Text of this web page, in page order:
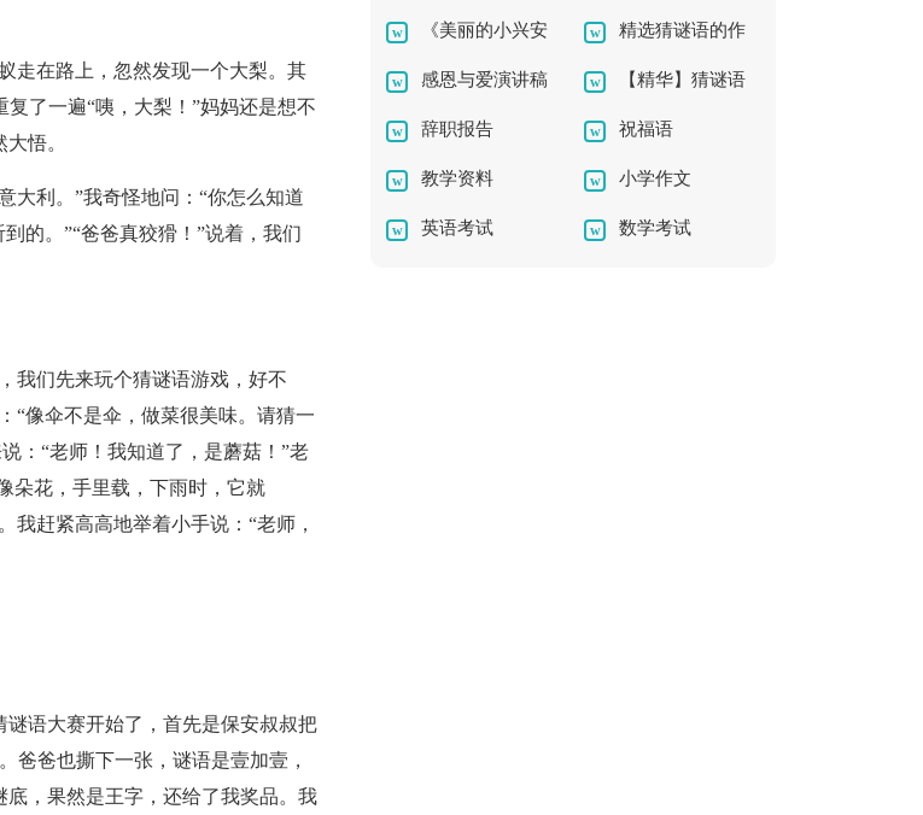
走在路上，忽然发现一个大梨。其
了一遍“咦，大梨！”妈妈还是想不
悟。
大利。”我奇怪地问：“你怎么知道
的。”“爸爸真狡猾！”说着，我们
我们先来玩个猜谜语游戏，好不
“像伞不是伞，做菜很美味。请猜一
：“老师！我知道了，是蘑菇！”老
朵花，手里载，下雨时，它就
我赶紧高高地举着小手说：“老师，
语大赛开始了，首先是保安叔叔把
爸爸也撕下一张，谜语是壹加壹，
，果然是王字，还给了我奖品。我
的作文300字集锦5篇 电合同
《美丽的小兴安
岭》教学反思
精选猜谜语的作
文汇总五篇
感恩与爱演讲稿
集锦八篇
【精华】猜谜语
的作文300字合集九篇
辞职报告 祝福语
教学资料 小学作文
英语考试 数学考试